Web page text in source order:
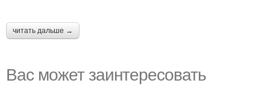
читать дальше →
Вас может заинтересовать